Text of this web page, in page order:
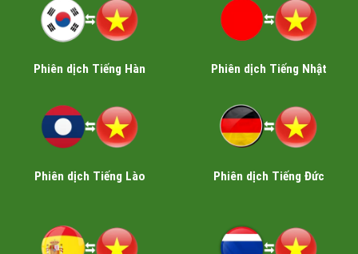
Phiên dịch Tiếng Hàn Phiên dịch Tiếng Nhật
Phiên dịch Tiếng Lào Phiên dịch Tiếng Đức